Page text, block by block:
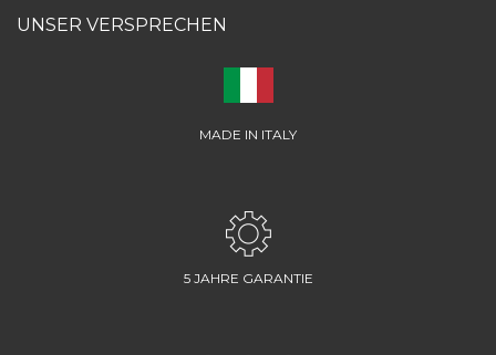
UNSER VERSPRECHEN
MADE IN ITALY
5 JAHRE GARANTIE